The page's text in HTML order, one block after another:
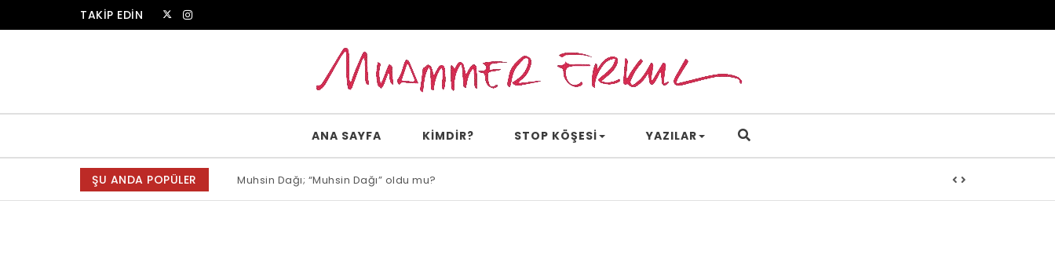
Skip to contentTAKİP EDİN
ANA SAYFA KİMDİR? STOP KÖŞESI YAZILAR
ŞU ANDA POPÜLER Muhsin Dağı; “Muhsin Dağı” oldu mu?